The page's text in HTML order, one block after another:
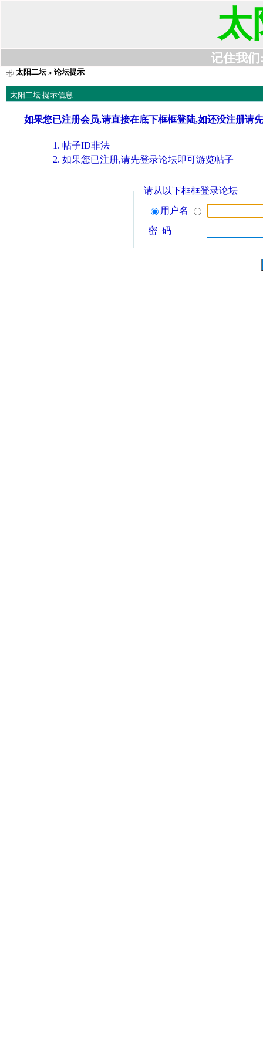
太
记住我们
太阳二坛» 论坛提示
太阳二坛 提示信息
如果您已注册会员,请直接在底下框框登陆,如还没注册请
帖子ID非法
如果您已注册,请先登录论坛即可游览帖子
请从以下框框登录论坛
用户名
密 码